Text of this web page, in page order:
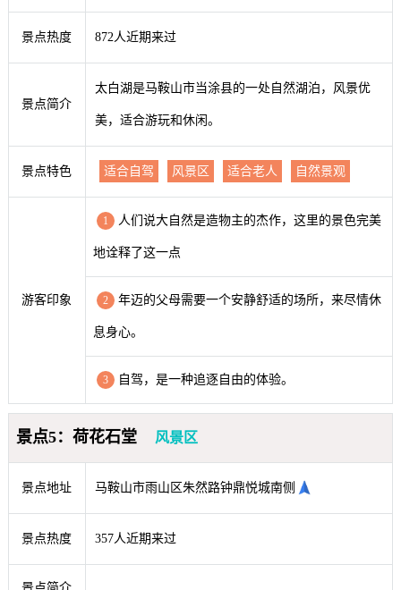
景点热度 872人近期来过
景点简介
太白湖是马鞍山市当涂县的一处自然湖泊，风景优
美，适合游玩和休闲。
景点特色 适合自驾 风景区 适合老人 自然景观
游客印象
1 人们说大自然是造物主的杰作，这里的景色完美
地诠释了这一点
2 年迈的父母需要一个安静舒适的场所，来尽情休
息身心。
3 自驾，是一种追逐自由的体验。
景点5：荷花石堂 风景区
景点地址 马鞍山市雨山区朱然路钟鼎悦城南侧
景点热度 357人近期来过